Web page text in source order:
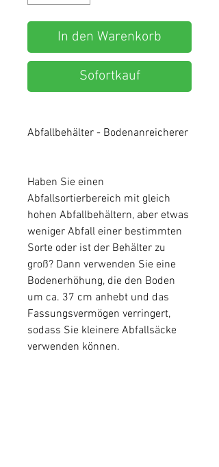
In den Warenkorb
Sofortkauf
Abfallbehälter - Bodenanreicherer
Haben Sie einen
Abfallsortierbereich mit gleich
hohen Abfallbehältern, aber etwas
weniger Abfall einer bestimmten
Sorte oder ist der Behälter zu
groß? Dann verwenden Sie eine
Bodenerhöhung, die den Boden
um ca. 37 cm anhebt und das
Fassungsvermögen verringert,
sodass Sie kleinere Abfallsäcke
verwenden können.